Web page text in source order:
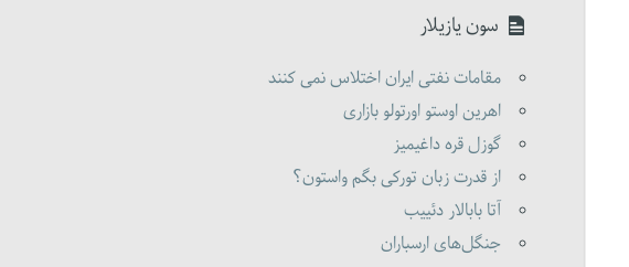
سون یازیلار
مقامات نفتی ایران اختلاس نمی کنند
اهرین اوستو اورتولو بازاری
گوزل قره داغیمیز
از قدرت زبان تورکی بگم واستون؟
آتا بابالار دئییب
جنگل‌های ارسباران